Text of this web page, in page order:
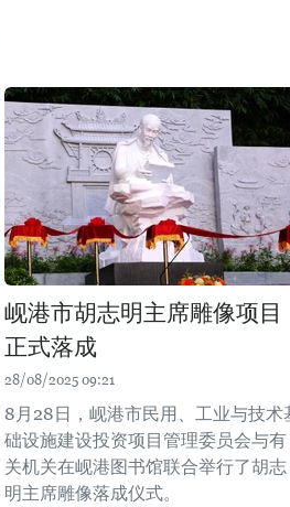
岘港市胡志明主席雕像项目
正式落成
28/08/2025 09:21
8月28日，岘港市民用、工业与技术
础设施建设投资项目管理委员会与有
关机关在岘港图书馆联合举行了胡志
明主席雕像落成仪式。